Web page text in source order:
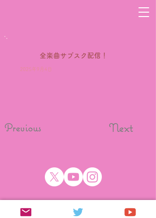
全楽曲サブスク配信！
2025年9月4日
Previous Next